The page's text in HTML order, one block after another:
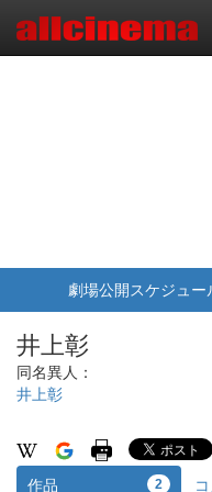
劇場公開スケジュー
井上彰
同名異人：
井上彰
作品 2